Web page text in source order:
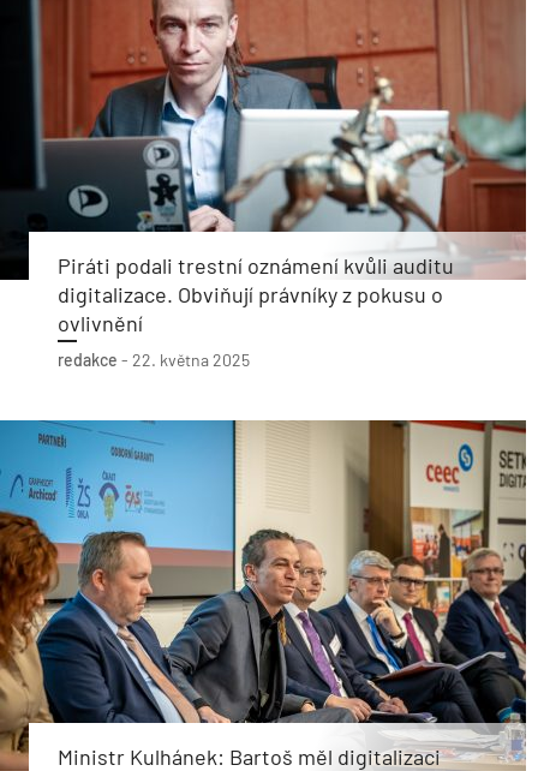
Piráti podali trestní oznámení kvůli auditu
digitalizace. Obviňují právníky z pokusu o
ovlivnění
redakce - 22. května 2025
Ministr Kulhánek: Bartoš měl digitalizaci